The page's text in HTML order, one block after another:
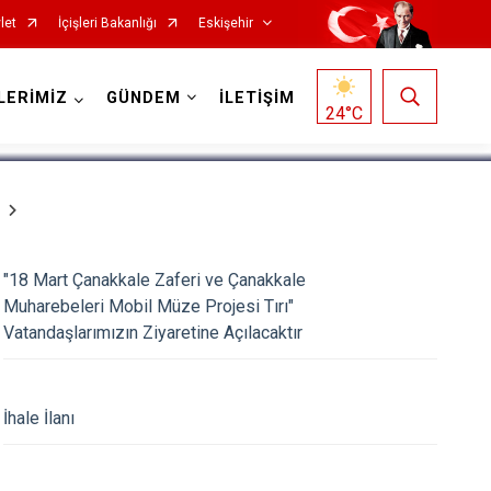
İçişleri Bakanlığı Eskişehir
Mihalgazi
GÜNDEM İLETİŞİM
24°C
"18 Mart Çanakkale Zaferi ve Çanakkale
Muharebeleri Mobil Müze Projesi Tırı"
Vatandaşlarımızın Ziyaretine Açılacaktır
İhale İlanı